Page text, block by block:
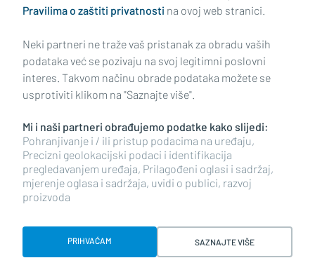
Politika kolačića Kontakt Pritužbe Suradnici
Oglašavanje
RUBRIKE
BRODSKO-POSAVSKA ŽUPANIJA
POŽEŠKO-SLAVONSKA ŽUPANIJA
Pravilima o zaštiti privatnosti na ovoj web stranici.
Neki partneri ne traže vaš pristanak za obradu vaših
podataka već se pozivaju na svoj legitimni poslovni
interes. Takvom načinu obrade podataka možete se
usprotiviti klikom na "Saznajte više".
Mi i naši partneri obrađujemo podatke kako slijedi:
Pohranjivanje i / ili pristup podacima na uređaju,
Precizni geolokacijski podaci i identifikacija
pregledavanjem uređaja, Prilagođeni oglasi i sadržaj,
mjerenje oglasa i sadržaja, uvidi o publici, razvoj
proizvoda
PRIHVAĆAM SAZNAJTE VIŠE